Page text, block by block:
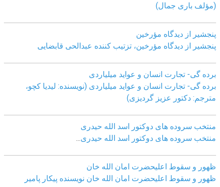
(مؤلف باری جمال)
پنجشیر از دیدگاه مؤرخین
پنجشیر از دیدگاه مؤرخین، تزتیب کننده عبدالحی قابضايی
برده گی- تجارت انسان و عواید میلیاردی
برده گی- تجارت انسان و عواید میلیاردی (نویسنده: لیدیا کچو،
مترجم: دکتور عزیز گردیزی)
منتخب سروده های دوکتور اسد الله حیدری
منتخب سروده های دوکتور اسد الله حیدری
ظهور و سقوط اعلیحضرت امان الله خان
ظهور و سقوط اعلیحضرت امان الله خان نویسنده پیکار پامیر